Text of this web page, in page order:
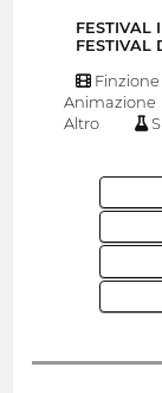
FESTIVAL
FESTIVAL
Finzione
Animazione
Altro